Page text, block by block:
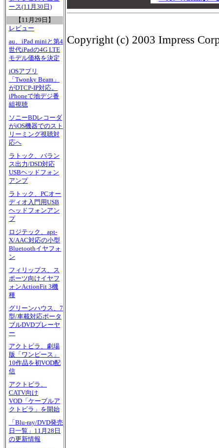
ース(11月30日)
【11月29日】
レビュー
au、iPad miniと第4
世代iPadの4G LTE
モデル価格を決定
iOSアプリ
「Twonky Beam」
がDTCP-IP対応。
iPhoneで地デジ番
組視聴
ソニーBDレコーダ
がiOS機器でのスト
リーミング視聴対
応へ
ラトック、バラン
ス出力/DSD対応
USBヘッドフォン
アンプ
ラトック、PCオー
ディオ入門用USB
ヘッドフォンアン
プ
ロジテック、apt-
X/AAC対応の小型
Bluetoothイヤフォ
ン
フィリップス、ス
ポーツ向けイヤフ
ォンActionFit 3機
種
グリーンハウス、7
型/車載対応ポータ
ブルDVDプレーヤ
ー
アクトビラ、劇場
版「ワンピース」
10作品を初VOD配
信
アクトビラ、
CATV向け
VOD「ケーブルア
クトビラ」を開始
「Blu-ray/DVD発売
日一覧」11月28日
の更新情報
Copyright (c) 2003 Impress